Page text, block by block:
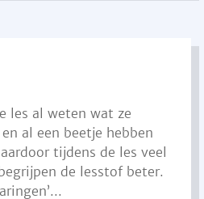
les al weten wat ze
al een beetje hebben
tijdens de les veel
de lesstof beter.